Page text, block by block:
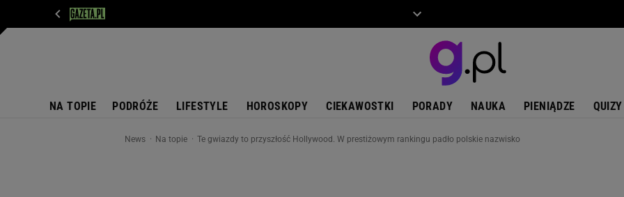
NA TOPIE PODRÓŻE LIFESTYLE HOROSKOPY CIEKAWOSTKI PORADY NAUKA PIENIĄDZE QUIZY
News Na topie Te gwiazdy to przyszłość Hollywood. W prestiżowym rankingu padło polskie nazwisko